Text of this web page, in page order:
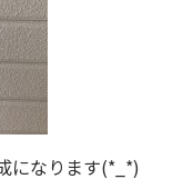
になります(*_*)